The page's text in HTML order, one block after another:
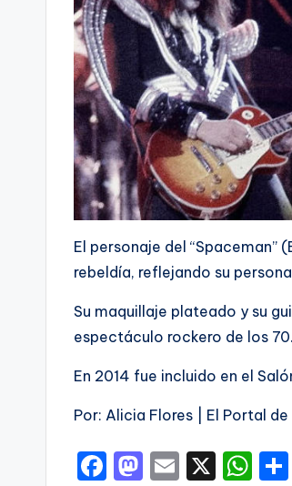
El personaje del
rebeldía, reflejando su
Su maquillaje plateado y su
espectáculo rockero de los 70.
En 2014 fue incluido en el
Por: Alicia Flores | El Portal
F
M E
X
W